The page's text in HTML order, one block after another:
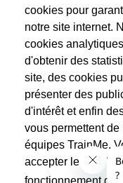
cookies pour
notre site internet.
cookies
d'obtenir des
site, des cookies
présenter des
d'intérêt et enfin
vous permettent
équipes TrainMe.
accepter les